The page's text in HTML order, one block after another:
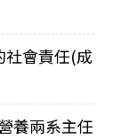
社會責任(成
養兩系主任